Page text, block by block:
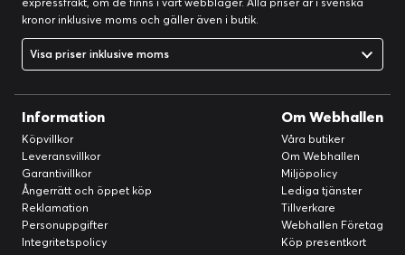
kronor inklusive moms och gäller även i butik.
Visa priser inklusive moms
Information
Köpvillkor
Leveransvillkor
Garantivillkor
Ångerrätt och öppet köp
Reklamation
Personuppgifter
Integritetspolicy
Om Webhallen
Våra butiker
Om Webhallen
Miljöpolicy
Lediga tjänster
Tillverkare
Webhallen Företag
Köp presentkort